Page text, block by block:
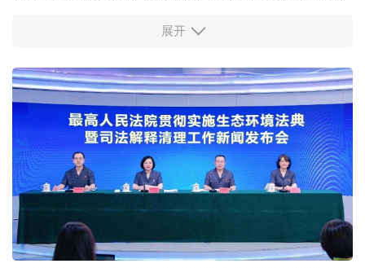
四个关键词解读中国经济韧性
球票撬动全城消费 赛事经济如何将"流量"变"增量"
第五届数贸会将首设Token专区 探索算力贸易新路径
北京：非京籍家庭购房社保个税缴纳年限下调为一年
近346亿元 广东电网交出上半年投资建设亮眼答卷
展开